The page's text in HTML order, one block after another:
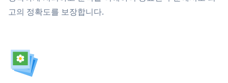
고의 정확도를 보장합니다.